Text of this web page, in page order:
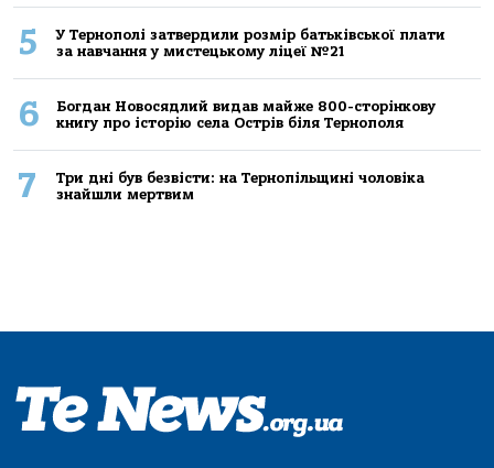
5
У Тернополі затвердили розмір батьківської плати
за навчання у мистецькому ліцеї №21
6
Богдан Новосядлий видав майже 800-сторінкову
книгу про історію села Острів біля Тернополя
7
Три дні був безвісти: на Тернопільщині чоловіка
знайшли мертвим